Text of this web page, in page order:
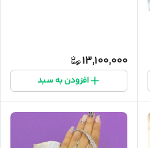
13,100,000
افزودن به سبد